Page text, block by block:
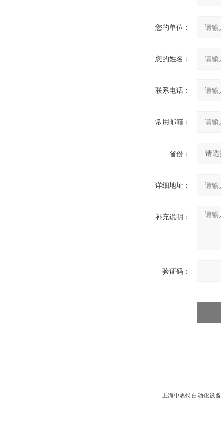
您的单位：
您的姓名：
联系电话：
常用邮箱：
省份：
详细地址：
补充说明：
验证码：
上海申思特自动化设